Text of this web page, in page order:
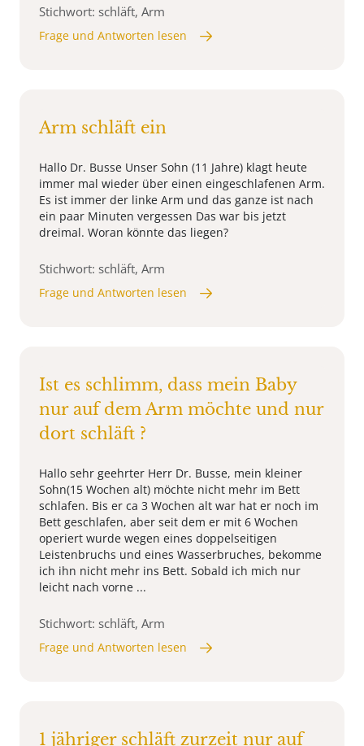
Stichwort: schläft, Arm
Frage und Antworten lesen
Arm schläft ein
Hallo Dr. Busse Unser Sohn (11 Jahre) klagt heute
immer mal wieder über einen eingeschlafenen Arm.
Es ist immer der linke Arm und das ganze ist nach
ein paar Minuten vergessen Das war bis jetzt
dreimal. Woran könnte das liegen?
Stichwort: schläft, Arm
Frage und Antworten lesen
Ist es schlimm, dass mein Baby
nur auf dem Arm möchte und nur
dort schläft ?
Hallo sehr geehrter Herr Dr. Busse, mein kleiner
Sohn(15 Wochen alt) möchte nicht mehr im Bett
schlafen. Bis er ca 3 Wochen alt war hat er noch im
Bett geschlafen, aber seit dem er mit 6 Wochen
operiert wurde wegen eines doppelseitigen
Leistenbruchs und eines Wasserbruches, bekomme
ich ihn nicht mehr ins Bett. Sobald ich mich nur
leicht nach vorne ...
Stichwort: schläft, Arm
Frage und Antworten lesen
1 jähriger schläft zurzeit nur auf